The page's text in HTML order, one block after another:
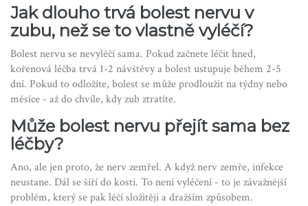
Jak dlouho trvá bolest nervu v
zubu, než se to vlastně vyléčí?
Bolest nervu se nevyléčí sama. Pokud začnete léčit hned,
kořenová léčba trvá 1-2 návštěvy a bolest ustupuje během 2-5
dní. Pokud to odložíte, bolest se může prodloužit na týdny nebo
měsíce - až do chvíle, kdy zub ztratíte.
Může bolest nervu přejít sama bez
léčby?
Ano, ale jen proto, že nerv zemřel. A když nerv zemře, infekce
neustane. Dál se šíří do kosti. To není vyléčení - to je závažnější
problém, který se pak léčí složitěji a dražším způsobem.